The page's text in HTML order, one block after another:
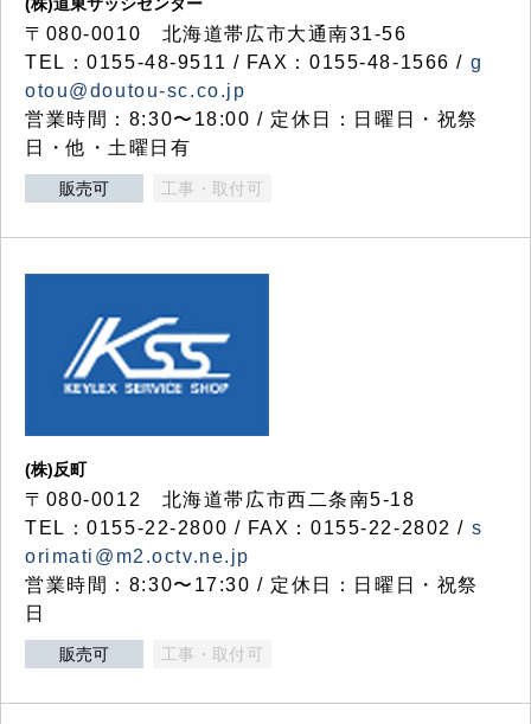
〒080-0010 北海道帯広市大通南31-56
TEL：0155-48-9511 / FAX：0155-48-1566 / g
otou@doutou-sc.co.jp
営業時間：8:30〜18:00 / 定休日：日曜日・祝祭
日・他・土曜日有
販売可 工事・取付可
(株)反町
〒080-0012 北海道帯広市西二条南5-18
TEL：0155-22-2800 / FAX：0155-22-2802 / s
orimati@m2.octv.ne.jp
営業時間：8:30〜17:30 / 定休日：日曜日・祝祭
日
販売可 工事・取付可